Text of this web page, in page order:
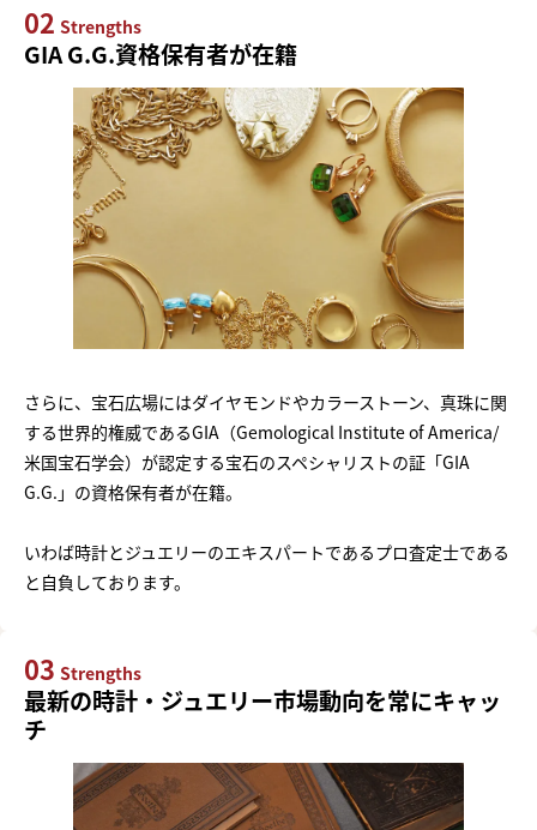
02 Strengths
GIA G.G.資格保有者が在籍
さらに、宝石広場にはダイヤモンドやカラーストーン、真珠に関
する世界的権威であるGIA（Gemological Institute of America/
米国宝石学会）が認定する宝石のスペシャリストの証「GIA
G.G.」の資格保有者が在籍。
いわば時計とジュエリーのエキスパートであるプロ査定士である
と自負しております。
03 Strengths
最新の時計・ジュエリー市場動向を常にキャッ
チ